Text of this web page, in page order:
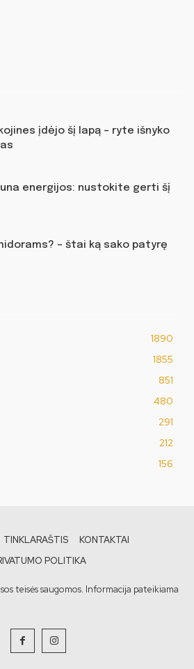
įdėjo šį lapą – ryte išnyko
energijos: nustokite gerti šį
– štai ką sako patyrę
1890
1855
851
480
291
212
156
TINKLARAŠTIS
KONTAKTAI
POLITIKA
teisės saugomos. Informacija pateikiama